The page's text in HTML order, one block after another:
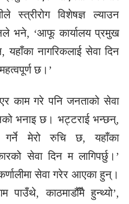
स्त्रीरोग विशेषज्ञ ल्याउन
भने, ‘आफू कार्यालय प्रमुख
नागरिकलाई सेवा दिन
छ।’
काम गरे पनि जनताको सेवा
भनाइ छ। भट्टराई भन्छन्,
गर्ने मेरो रुचि छ, यहाँका
सेवा दिन म लागिपर्छु।’
सेवा गरेर आएका हुन्।
काठमाडौँंमै हुन्थ्यो’,